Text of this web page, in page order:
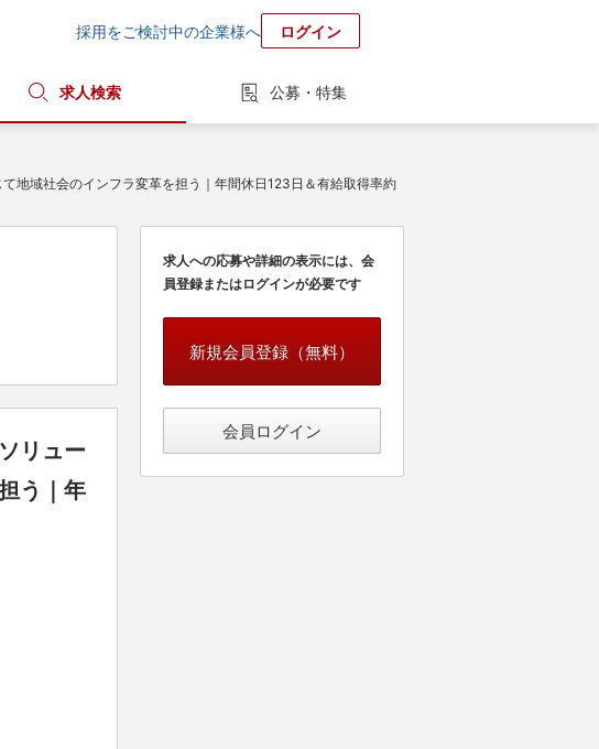
採用をご検討中の企業様へ ログイン
求人検索 公募・特集
地域社会のインフラ変革を担う｜年間休日123日＆有給取得率約
リュー
う｜年
求人への応募や詳細の表示には、会
員登録またはログインが必要です
新規会員登録（無料）
会員ログイン